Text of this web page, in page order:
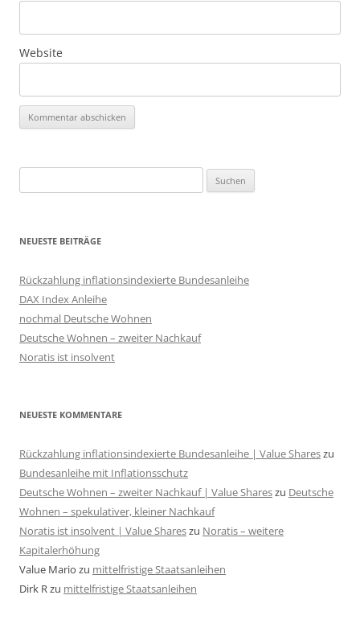
Website
nach:
NEUESTE BEITRÄGE
Rückzahlung inflationsindexierte Bundesanleihe
DAX Index Anleihe
nochmal Deutsche Wohnen
Deutsche Wohnen – zweiter Nachkauf
Noratis ist insolvent
NEUESTE KOMMENTARE
Rückzahlung inflationsindexierte Bundesanleihe | Value Shareszu
Bundesanleihe mit Inflationsschutz
Deutsche Wohnen – zweiter Nachkauf | Value Shareszu Deutsche
Wohnen – spekulativer, kleiner Nachkauf
Noratis ist insolvent | Value Shareszu Noratis – weitere
Kapitalerhöhung
Value Mario zu mittelfristige Staatsanleihen
Dirk Rzu mittelfristige Staatsanleihen